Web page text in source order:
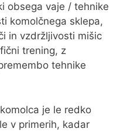
obsega vaje / tehnike
komolčnega sklepa,
in vzdržljivosti mišic
trening, z
tehnike
je le redko
v primerih, kadar